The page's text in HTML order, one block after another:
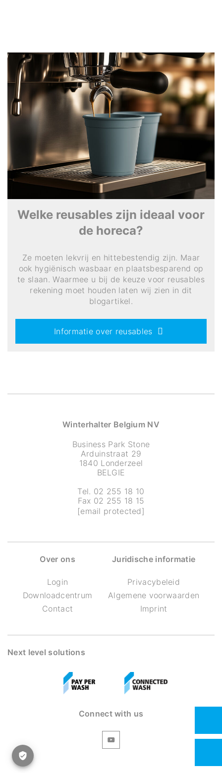
Welke reusables zijn ideaal voor
de horeca?
Ze moeten lekvrij en hittebestendig zijn. Maar
ook hygiënisch wasbaar en plaatsbesparend op
te slaan. Waarmee u bij de keuze voor reusables
rekening moet houden laten wij zien in dit
blogartikel.
Informatie over reusables
Winterhalter Belgium NV
Business Park Stone
Arduinstraat 29
1840 Londerzeel
BELGIE
Tel. 02 255 18 10
Fax 02 255 18 15
[email protected]
Over ons
Login
Downloadcentrum
Contact
Juridische informatie
Privacybeleid
Algemene voorwaarden
Imprint
Next level solutions
Connect with us